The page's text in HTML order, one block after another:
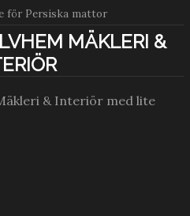
för Persiska mattor
MÄKLERI &
& Interiör med lite